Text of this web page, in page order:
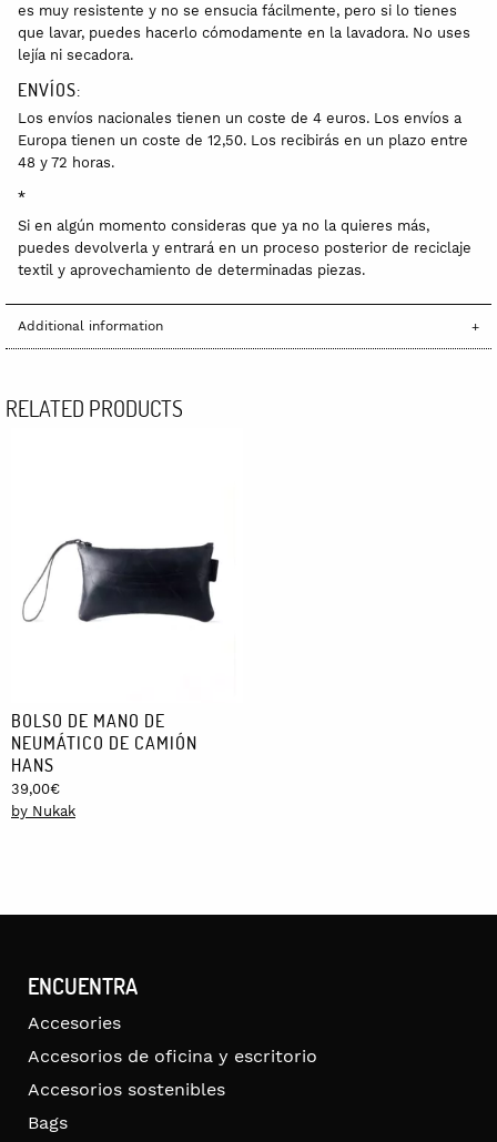
es muy resistente y no se ensucia fácilmente, pero si lo tienes
que lavar, puedes hacerlo cómodamente en la lavadora. No uses
lejía ni secadora.
ENVÍOS:
Los envíos nacionales tienen un coste de 4 euros. Los envíos a
Europa tienen un coste de 12,50. Los recibirás en un plazo entre
48 y 72 horas.
*
Si en algún momento consideras que ya no la quieres más,
puedes devolverla y entrará en un proceso posterior de reciclaje
textil y aprovechamiento de determinadas piezas.
Additional information
RELATED PRODUCTS
BOLSO DE MANO DE
NEUMÁTICO DE CAMIÓN
HANS
39,00€
by Nukak
ENCUENTRA
Accesories
Accesorios de oficina y escritorio
Accesorios sostenibles
Bags